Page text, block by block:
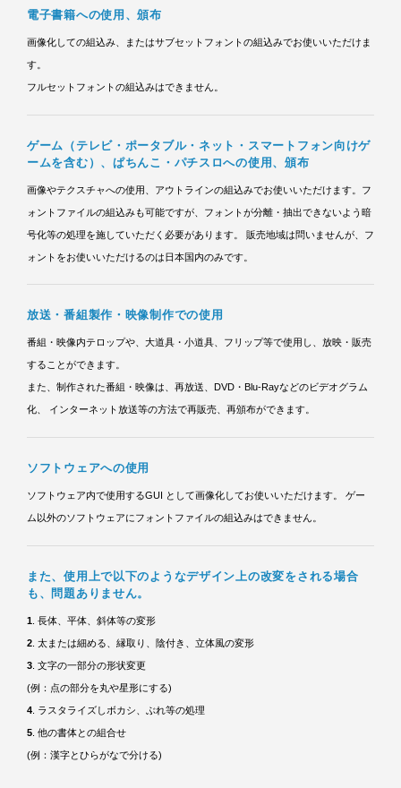
電子書籍への使用、頒布
画像化しての組込み、またはサブセットフォントの組込みでお使いいただけま
す。
フルセットフォントの組込みはできません。
ゲーム（テレビ・ポータブル・ネット・スマートフォン向けゲ
ームを含む）、ぱちんこ・パチスロへの使用、頒布
画像やテクスチャへの使用、アウトラインの組込みでお使いいただけます。 フ
ォントファイルの組込みも可能ですが、フォントが分離・抽出できないよう暗
号化等の処理を施していただく必要があります。 販売地域は問いませんが、フ
ォントをお使いいただけるのは日本国内のみです。
放送・番組製作・映像制作での使用
番組・映像内テロップや、大道具・小道具、フリップ等で使用し、放映・販売
することができます。
また、制作された番組・映像は、再放送、DVD・Blu-Rayなどのビデオグラム
化、 インターネット放送等の方法で再販売、再頒布ができます。
ソフトウェアへの使用
ソフトウェア内で使用するGUI として画像化してお使いいただけます。 ゲー
ム以外のソフトウェアにフォントファイルの組込みはできません。
また、使用上で以下のようなデザイン上の改変をされる場合
も、問題ありません。
1. 長体、平体、斜体等の変形
2. 太または細める、縁取り、陰付き、立体風の変形
3. 文字の一部分の形状変更
(例：点の部分を丸や星形にする)
4. ラスタライズしボカシ、ぶれ等の処理
5. 他の書体との組合せ
(例：漢字とひらがなで分ける)